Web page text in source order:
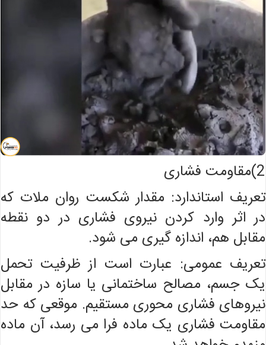
2)مقاومت فشاری
تعریف استاندارد: مقدار شکست روان ملات که
در اثر وارد کردن نیروی فشاری در دو نقطه
مقابل هم، اندازه گیری می شود.
تعریف عمومی: عبارت است از ظرفیت تحمل
یک جسم، مصالح ساختمانی یا سازه در مقابل
نیروهای فشاری محوری مستقیم. موقعی که حد
مقاومت فشاری یک ماده فرا می ‌رسد، آن ماده